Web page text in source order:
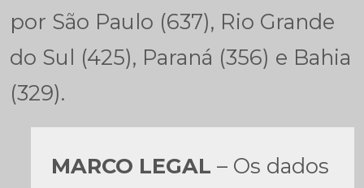
por São Paulo (637), Rio Grande
do Sul (425), Paraná (356) e Bahia
(329).
MARCO LEGAL – Os dados